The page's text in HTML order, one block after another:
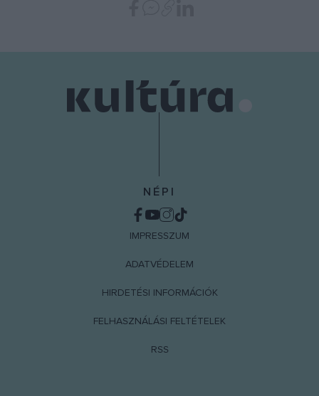
NÉPI
IMPRESSZUM
ADATVÉDELEM
HIRDETÉSI INFORMÁCIÓK
FELHASZNÁLÁSI FELTÉTELEK
RSS